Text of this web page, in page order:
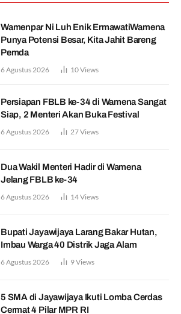
Wamenpar Ni Luh Enik ErmawatiWamena
Punya Potensi Besar, Kita Jahit Bareng
Pemda
6 Agustus 2026 10Views
Persiapan FBLB ke-34 di Wamena Sangat
Siap, 2 Menteri Akan Buka Festival
6 Agustus 2026 27Views
Dua Wakil Menteri Hadir di Wamena
Jelang FBLB ke-34
6 Agustus 2026 14Views
Bupati Jayawijaya Larang Bakar Hutan,
Imbau Warga 40 Distrik Jaga Alam
6 Agustus 2026 9Views
5 SMA di Jayawijaya Ikuti Lomba Cerdas
Cermat 4 Pilar MPR RI